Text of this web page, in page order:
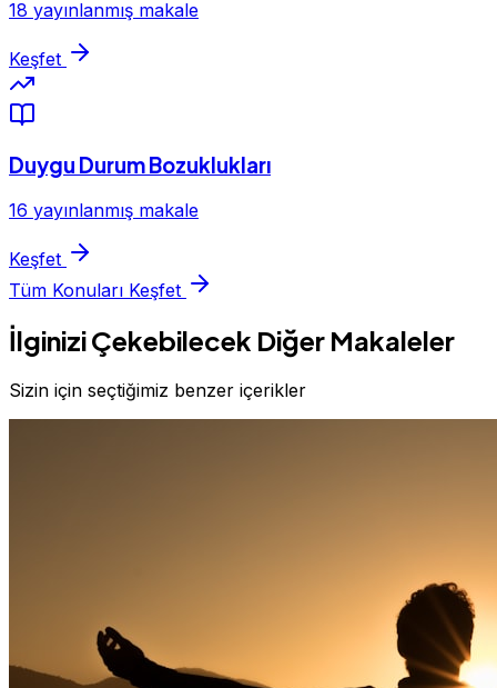
18 yayınlanmış makale
Keşfet
Duygu Durum Bozuklukları
16 yayınlanmış makale
Keşfet
Tüm Konuları Keşfet
İlginizi Çekebilecek Diğer Makaleler
Sizin için seçtiğimiz benzer içerikler